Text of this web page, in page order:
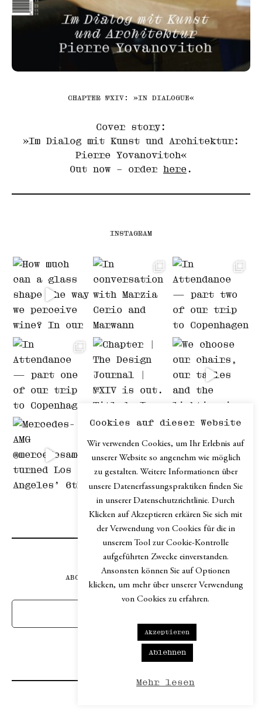
CHAPTER №XIV: »IN DIALOGUE«
Cover story:
»Im Dialog mit Kunst und Architektur:
Pierre Yovanovitch«
Out now – order here .
INSTAGRAM
ABONNIERE UNSEREN NEWSLETTER
Cookies auf dieser Website
Wir verwenden Cookies, um Ihr Erlebnis auf
unserer Website so angenehm wie möglich
zu gestalten. Weitere Informationen über
unsere Datenerfassungspraktiken finden Sie
in unserer Datenschutzrichtlinie. Durch
Klicken auf Akzeptieren erkären Sie sich mit
der Verwendung von Cookies für die in
unserem Tool zur Cookie-Kontrolle
aufgeführten Zwecke einverstanden.
Ansonsten können Sie auf Optionen
klicken, um mehr über unserer Verwendung
von Cookies zu erfahren.
Akzeptieren
Ablehnen
Mehr lesen